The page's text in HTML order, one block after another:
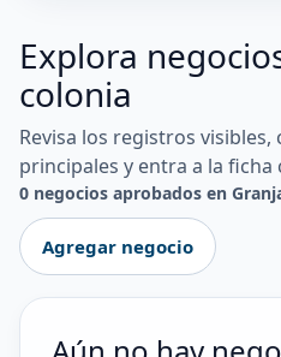
Explora
colonia
Revisa los registros
principales y entra a la
0 negocios aprobados en
Agregar negocio